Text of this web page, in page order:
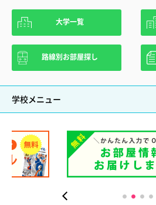
大学一覧
路線別お部屋探し
学校メニュー